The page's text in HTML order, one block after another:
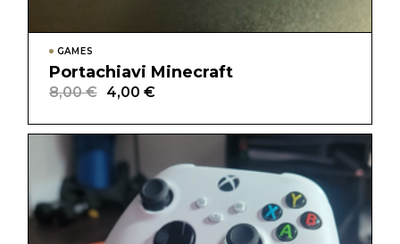
GAMES
Portachiavi Minecraft
8,00€
Il
originale
8,00 €.
4,00 €
Il
attuale
4,00 €.